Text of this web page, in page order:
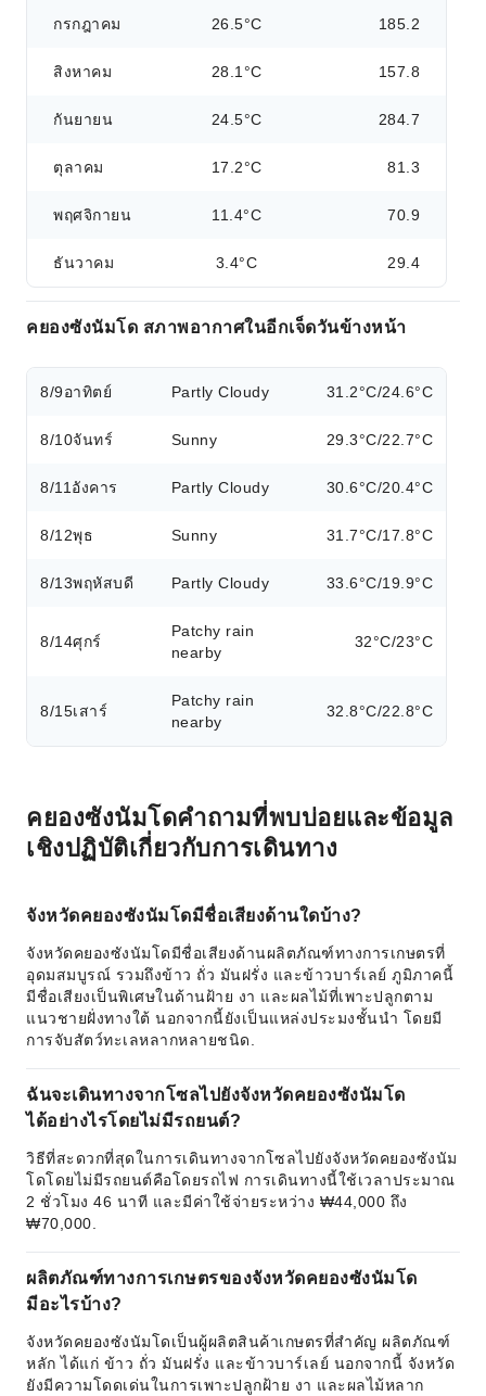
กรกฎาคม 26.5°C 185.2
สิงหาคม 28.1°C 157.8
กันยายน 24.5°C 284.7
ตุลาคม 17.2°C 81.3
พฤศจิกายน 11.4°C 70.9
ธันวาคม 3.4°C 29.4
คยองซังนัมโด สภาพอากาศในอีกเจ็ดวันข้างหน้า
8/9อาทิตย์ Partly Cloudy 31.2°C/24.6°C
8/10จันทร์ Sunny 29.3°C/22.7°C
8/11 อังคาร Partly Cloudy 30.6°C/20.4°C
8/12พุธ Sunny 31.7°C/17.8°C
8/13พฤหัสบดี Partly Cloudy 33.6°C/19.9°C
8/14ศุกร์
Patchy rain
nearby
32°C/23°C
8/15เสาร์
Patchy rain
nearby
32.8°C/22.8°C
คยองซังนัมโดคำถามที่พบบ่อยและข้อมูล
เชิงปฏิบัติเกี่ยวกับการเดินทาง
จังหวัดคยองซังนัมโดมีชื่อเสียงด้านใดบ้าง?
จังหวัดคยองซังนัมโดมีชื่อเสียงด้านผลิตภัณฑ์ทางการเกษตรที่
อุดมสมบูรณ์ รวมถึงข้าว ถั่ว มันฝรั่ง และข้าวบาร์เลย์ ภูมิภาคนี้
มีชื่อเสียงเป็นพิเศษในด้านฝ้าย งา และผลไม้ที่เพาะปลูกตาม
แนวชายฝั่งทางใต้ นอกจากนี้ยังเป็นแหล่งประมงชั้นนำ โดยมี
การจับสัตว์ทะเลหลากหลายชนิด.
ฉันจะเดินทางจากโซลไปยังจังหวัดคยองซังนัมโด
ได้อย่างไรโดยไม่มีรถยนต์?
วิธีที่สะดวกที่สุดในการเดินทางจากโซลไปยังจังหวัดคยองซังนัม
โดโดยไม่มีรถยนต์คือโดยรถไฟ การเดินทางนี้ใช้เวลาประมาณ
2 ชั่วโมง 46 นาที และมีค่าใช้จ่ายระหว่าง ₩44,000 ถึง
₩70,000.
ผลิตภัณฑ์ทางการเกษตรของจังหวัดคยองซังนัมโด
มีอะไรบ้าง?
จังหวัดคยองซังนัมโดเป็นผู้ผลิตสินค้าเกษตรที่สำคัญ ผลิตภัณฑ์
หลัก ได้แก่ ข้าว ถั่ว มันฝรั่ง และข้าวบาร์เลย์ นอกจากนี้ จังหวัด
ยังมีความโดดเด่นในการเพาะปลูกฝ้าย งา และผลไม้หลาก